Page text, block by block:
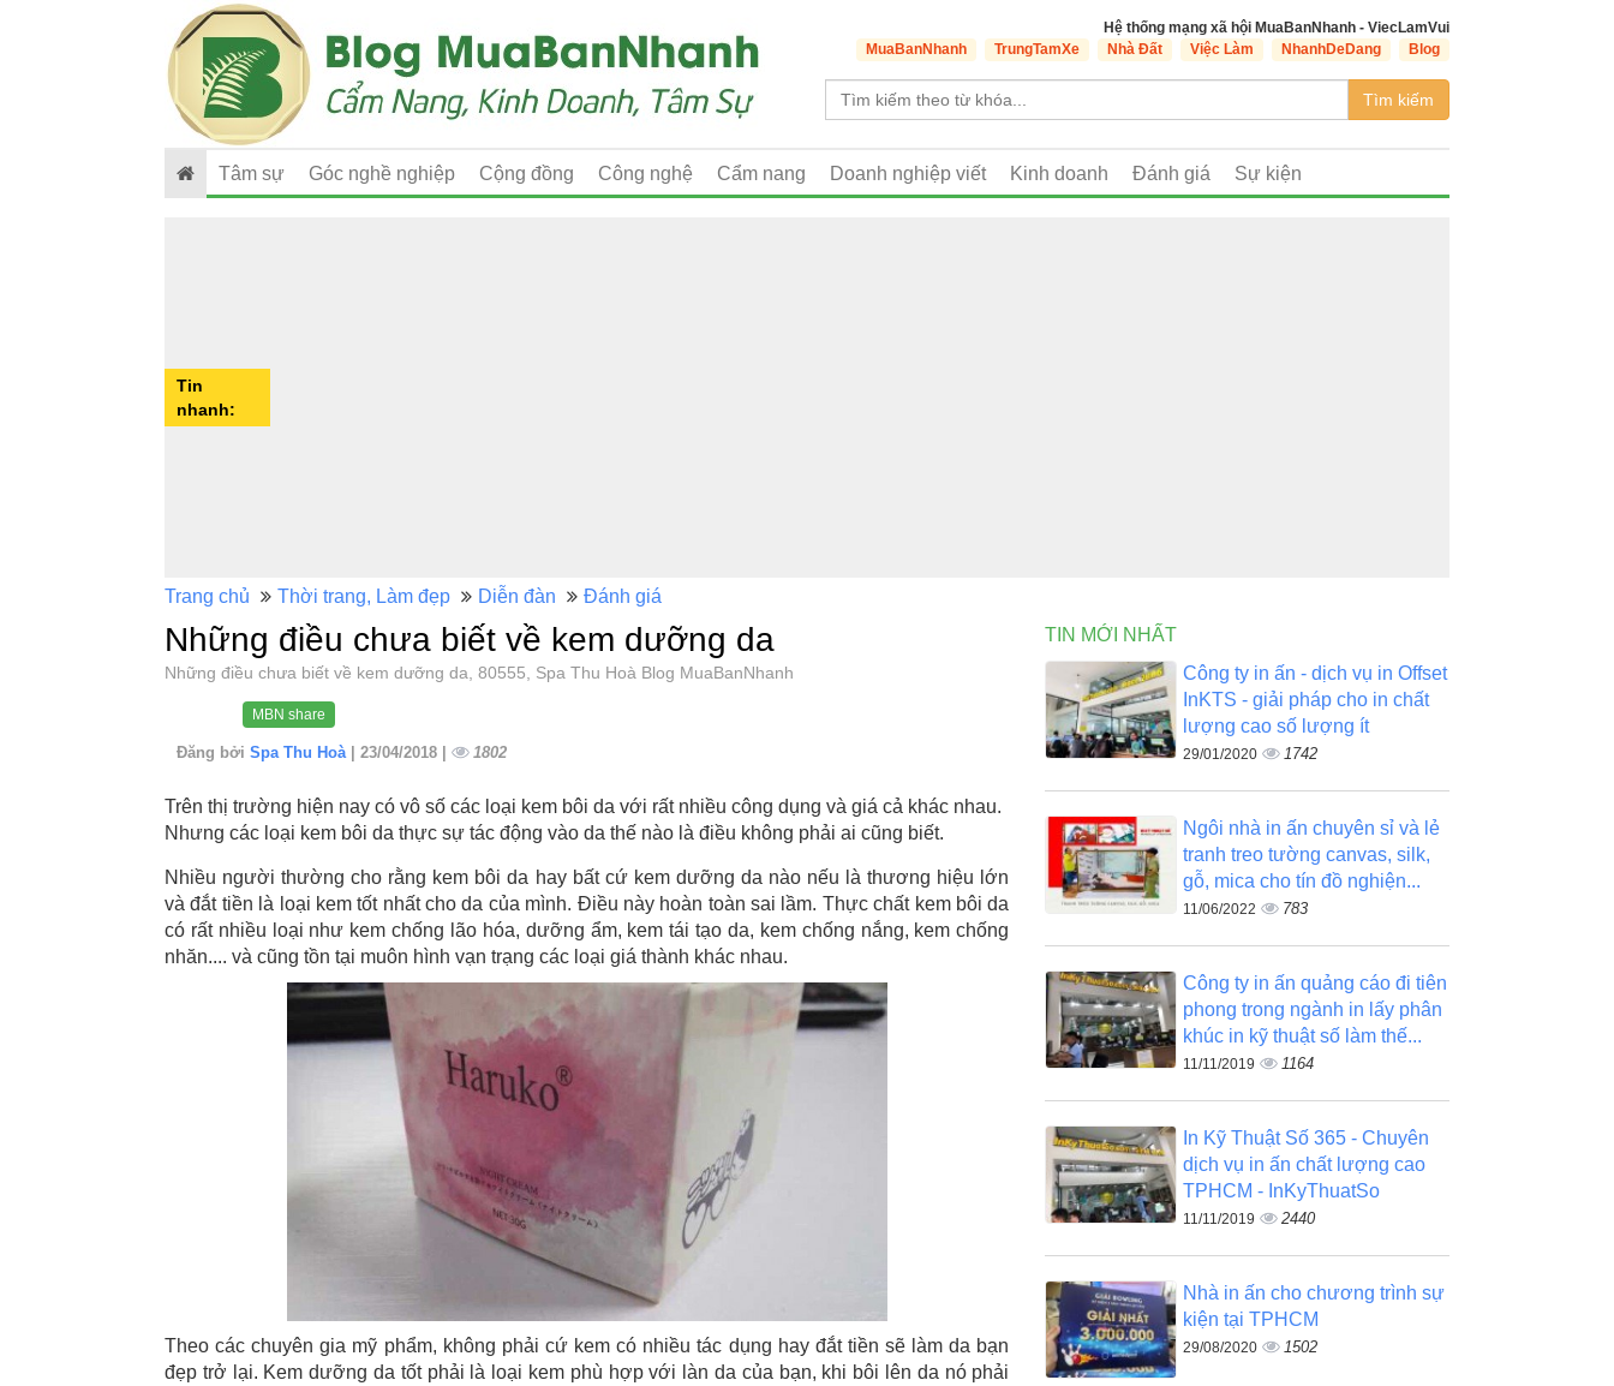
Hệ thống mạng xã hội MuaBanNhanh - ViecLamVui
MuaBanNhanh
TrungTamXe Nhà Đất Việc Làm NhanhDeDang Blog
Tìm kiếm
Tâm sự Góc nghề nghiệp Cộng đồng Công nghệ Cẩm nang Doanh nghiệp viết Kinh doanh Đánh giá Sự kiện
Tin
nhanh:
Trang chủ Thời trang, Làm đẹp Diễn đàn Đánh giá
Những điều chưa biết về kem dưỡng da
Những điều chưa biết về kem dưỡng da, 80555, Spa Thu Hoà Blog MuaBanNhanh
MBN share
Đăng bởi Spa Thu Hoà | 23/04/2018 | 1802
Trên thị trường hiện nay có vô số các loại kem bôi da với rất nhiều công dụng và giá cả khác nhau.
Nhưng các loại kem bôi da thực sự tác động vào da thế nào là điều không phải ai cũng biết.
Nhiều người thường cho rằng kem bôi da hay bất cứ kem dưỡng da nào nếu là thương hiệu lớn
và đắt tiền là loại kem tốt nhất cho da của mình. Điều này hoàn toàn sai lầm. Thực chất kem bôi da
có rất nhiều loại như kem chống lão hóa, dưỡng ẩm, kem tái tạo da, kem chống nắng, kem chống
nhăn.... và cũng tồn tại muôn hình vạn trạng các loại giá thành khác nhau.
Theo các chuyên gia mỹ phẩm, không phải cứ kem có nhiều tác dụng hay đắt tiền sẽ làm da bạn
đẹp trở lại. Kem dưỡng da tốt phải là loại kem phù hợp với làn da của bạn, khi bôi lên da nó phải
TIN MỚI NHẤT
Công ty in ấn - dịch vụ in Offset
InKTS - giải pháp cho in chất
lượng cao số lượng ít
29/01/2020 1742
Ngôi nhà in ấn chuyên sỉ và lẻ
tranh treo tường canvas, silk,
gỗ, mica cho tín đồ nghiện...
11/06/2022 783
Công ty in ấn quảng cáo đi tiên
phong trong ngành in lấy phân
khúc in kỹ thuật số làm thế...
11/11/2019 1164
In Kỹ Thuật Số 365 - Chuyên
dịch vụ in ấn chất lượng cao
TPHCM - InKyThuatSo
11/11/2019 2440
Nhà in ấn cho chương trình sự
kiện tại TPHCM
29/08/2020 1502